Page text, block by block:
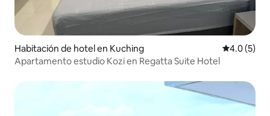
Habitación de hotel en Kuching
4.0 (5)
Apartamento estudio Kozi en Regatta Suite Hotel